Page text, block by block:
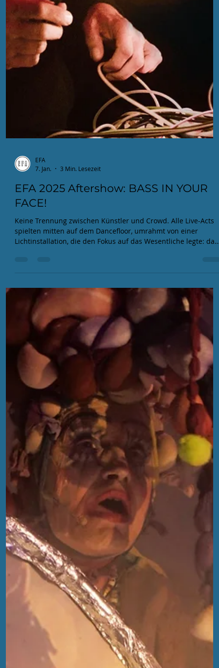
7. Jan.
EFA 2025 Aftershow: BASS IN YOUR
FACE!
Keine Trennung zwischen Künstler und Crowd. Alle Live-Acts
spielten mitten auf dem Dancefloor, umrahmt von einer
Lichtinstallation, die den Fokus auf das Wesentliche legte: das
Handwerk. Die Gäste standen nicht nur vor den Boxen,
sondern blickten den Acts direkt über die Schulter auf die
blinkenden Module und Regler.